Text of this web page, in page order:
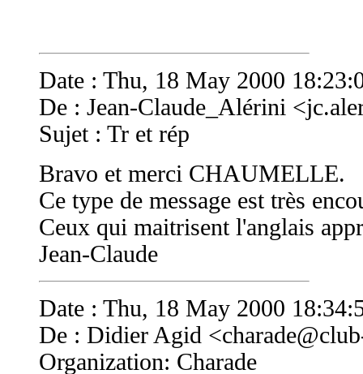
Date : Thu, 18 May 2000
De : Jean-Claude_Alérini <
Sujet : Tr et rép
Bravo et merci CHAUMELLE.
Ce type de message est très
Ceux qui maitrisent l'anglais
Jean-Claude
Date : Thu, 18 May 2000
De : Didier Agid <
Organization: Charade